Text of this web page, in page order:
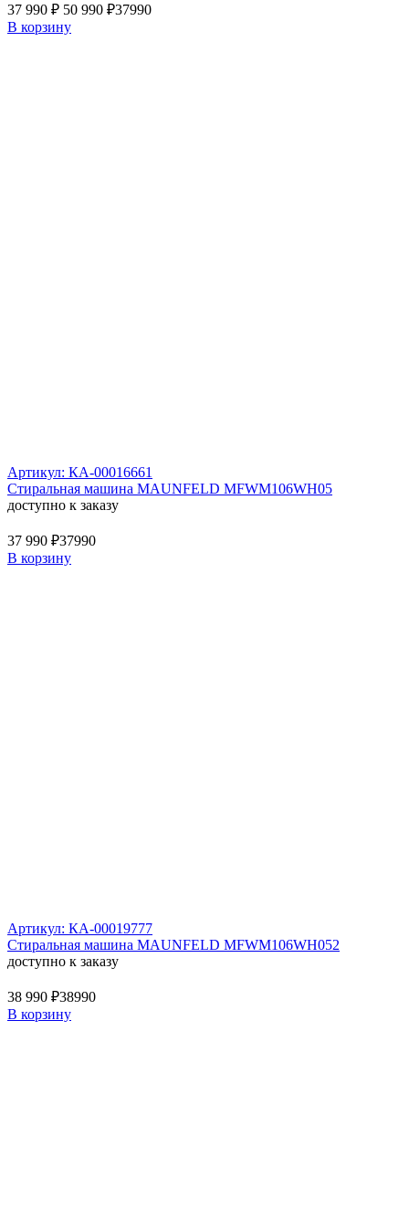
37 990 ₽ 50 990 ₽37990
В корзину
Артикул: КА-00016661
Стиральная машина MAUNFELD MFWM106WH05
доступно к заказу
37 990 ₽37990
В корзину
Артикул: КА-00019777
Стиральная машина MAUNFELD MFWM106WH052
доступно к заказу
38 990 ₽38990
В корзину